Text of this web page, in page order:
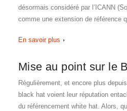
désormais considéré par l’ICANN
comme une extension de référence
En savoir plus
Mise au point sur le
Régulièrement, et encore plus
black hat voient leur réputation
du référencement white hat. Alors,